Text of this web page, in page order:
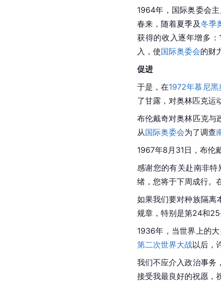
1964年，国际奥委会
春来，随着夏季及冬季
获得的收入逐年增多
入，使国际奥委会的财
促进
于是，在1972年慕尼黑
了甘露，对奥林匹克运
布伦戴奇对奥林匹克与
从国际奥委会为了调查
1967年8月31日，布伦
感谢您的有关赴南非
绪，您将于下周成行。
如果我们要对种族隔离
规章，特别是第24和
1936年，当世界上的
第二次世界大战以后，
我们不应介入政治事务
接受我最良好的祝愿，